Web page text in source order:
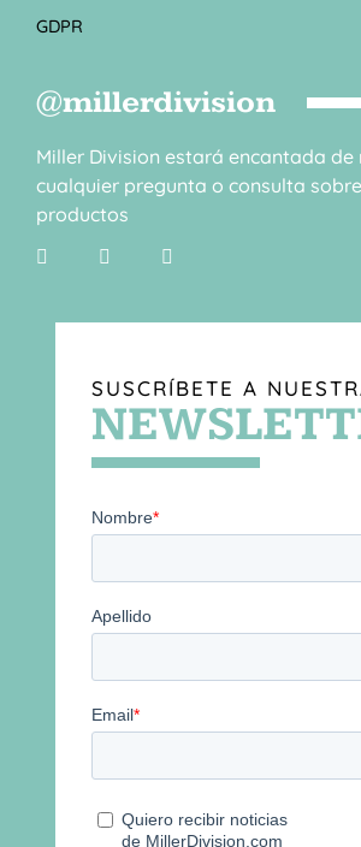
GDPR
@millerdivision
Miller Division estará encantada de
cualquier pregunta o consulta
productos
SUSCRÍBETE A